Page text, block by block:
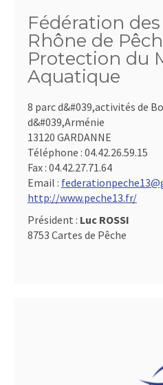
Fédération
Rhône de
Protection du
Aquatique
8 parc d&#039,activités de
d&#039,Arménie
13120 GARDANNE
Téléphone : 04.42.26.59.15
Fax : 04.42.27.71.64
Email :
http://www.peche13.fr/
Président : Luc ROSSI
8753 Cartes de Pêche